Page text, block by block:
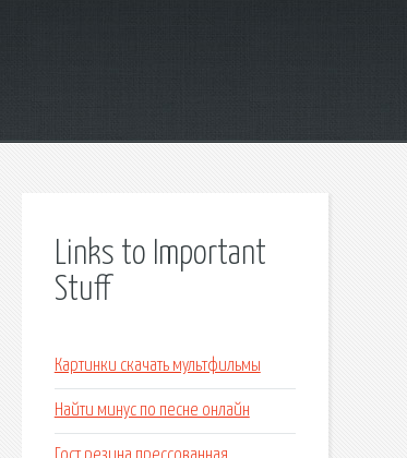
Links to Important
Stuff
Картинки скачать мультфильмы
Найти минус по песне онлайн